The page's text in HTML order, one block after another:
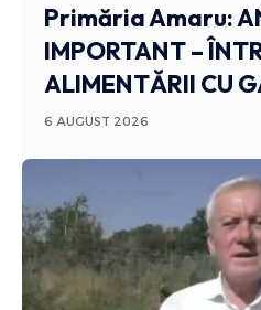
Primăria Amaru:
IMPORTANT –
ALIMENTĂRII CU
6 AUGUST 2026